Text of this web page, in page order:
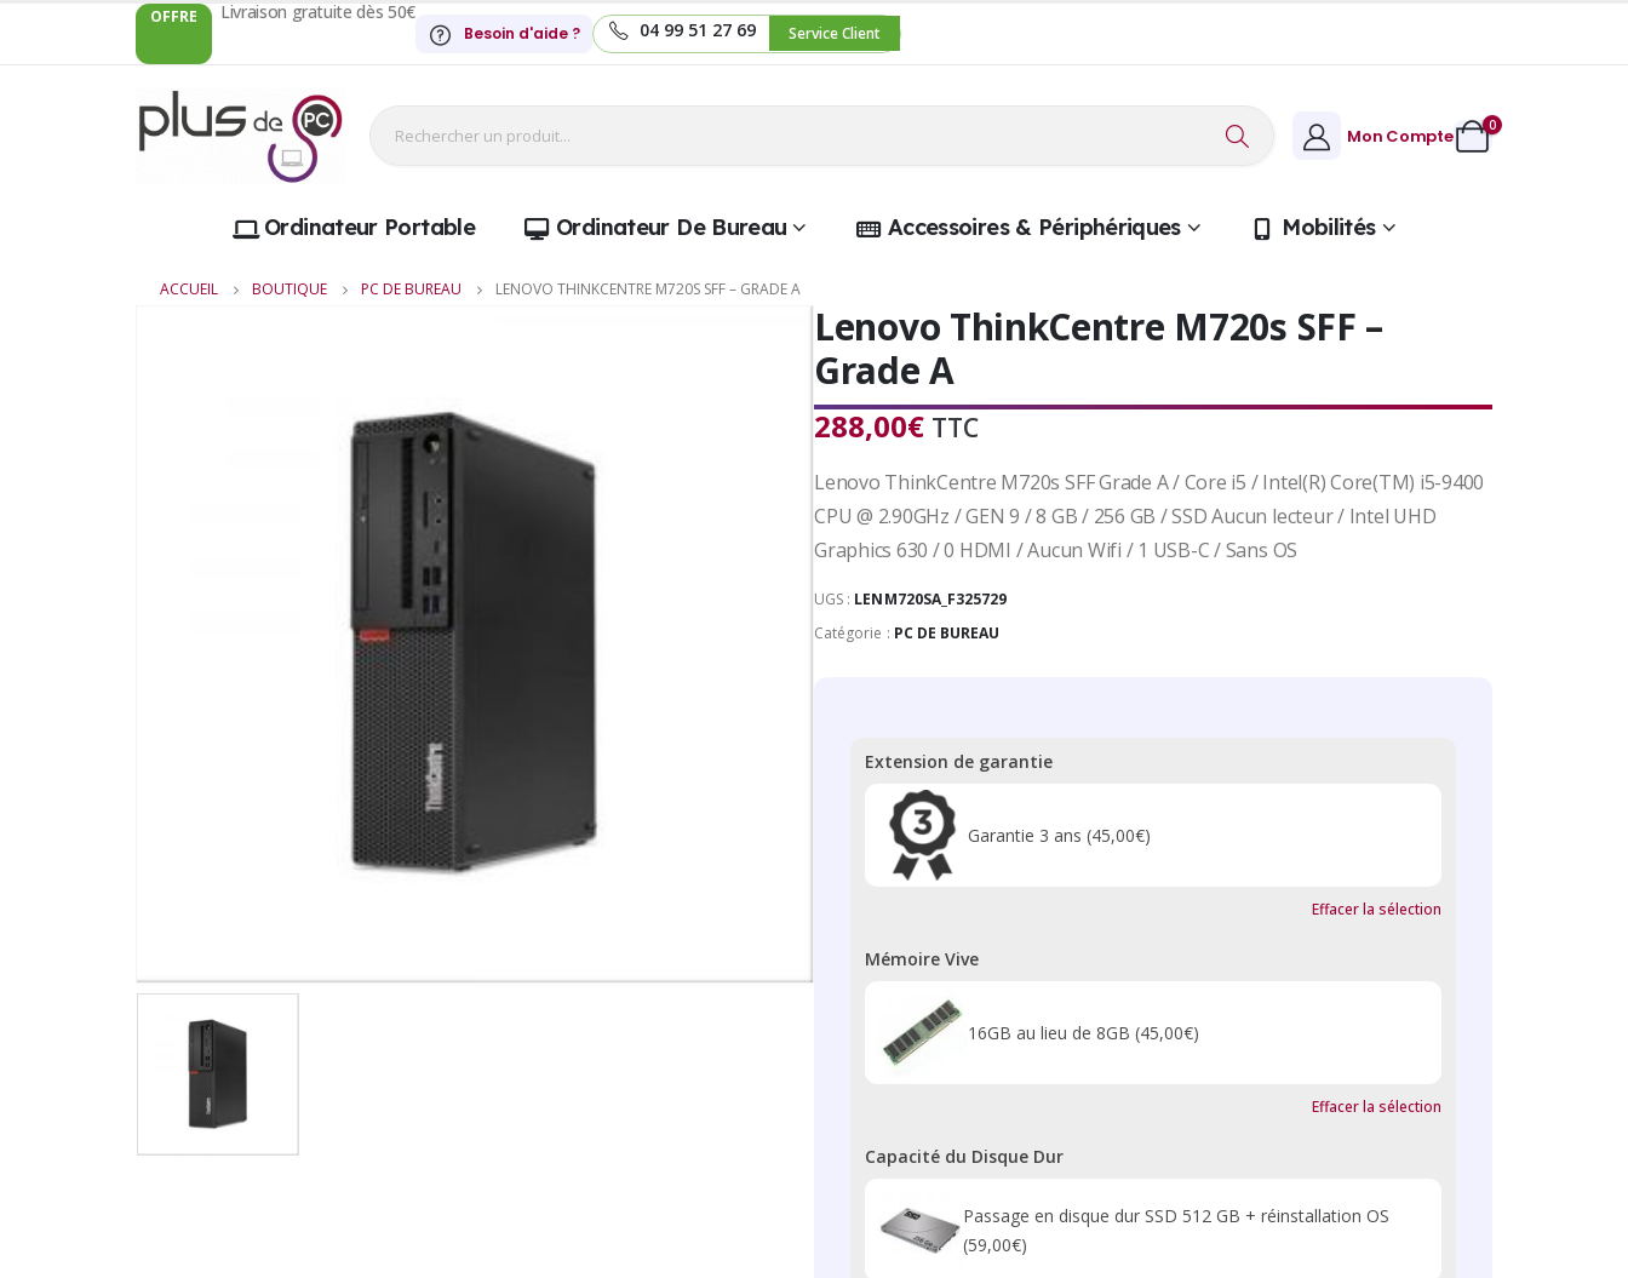
OFFRE Livraison gratuite dès 50€
Besoin d'aide ? 04 99 51 27 69 Service Client
Mon Compte 0
Ordinateur Portable Ordinateur De Bureau Accessoires & Périphériques Mobilités
ACCUEIL BOUTIQUE PC DE BUREAU LENOVO THINKCENTRE M720S SFF – GRADE A
Lenovo ThinkCentre M720s SFF –
Grade A
288,00€ TTC
Lenovo ThinkCentre M720s SFF Grade A / Core i5 / Intel(R) Core(TM) i5-9400
CPU @ 2.90GHz / GEN 9 / 8 GB / 256 GB / SSD Aucun lecteur / Intel UHD
Graphics 630 / 0 HDMI / Aucun Wifi / 1 USB-C / Sans OS
UGS : LENM720SA_F325729
Catégorie : PC DE BUREAU
Extension de garantie
Garantie 3 ans (45,00€)
Effacer la sélection
Mémoire Vive
16GB au lieu de 8GB (45,00€)
Effacer la sélection
Capacité du Disque Dur
Passage en disque dur SSD 512 GB + réinstallation OS
(59,00€)